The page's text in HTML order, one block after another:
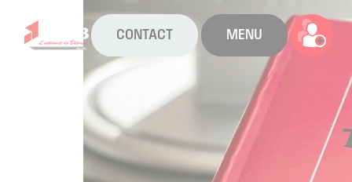
CONTACT MENU